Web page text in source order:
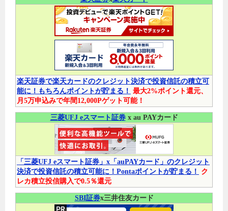
楽天証券で楽天カードのクレジット決済で投資信託の積立可
能に！もちろんポイントが貯まる！ 最大2%ポイント還元、
月5万申込みで年間12,000Pゲット可能！
三菱UFJ eスマート証券x au PAYカード
「三菱UFJ eスマート証券」x「auPAYカード」のクレジット
決済で投資信託の積立可能に！Pontaポイントが貯まる！
ク
レカ積立投信購入で0.5％還元
SBI証券x三井住友カード